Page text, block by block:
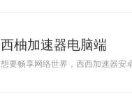
西柚加速器电脑端
想要畅享网络世界，西西加速器安